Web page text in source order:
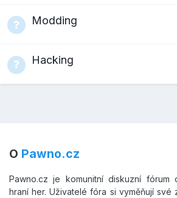
Modding
Hacking
O Pawno.cz
Pawno.cz je komunitní diskuzní fórum
hraní her. Uživatelé fóra si vyměňují své